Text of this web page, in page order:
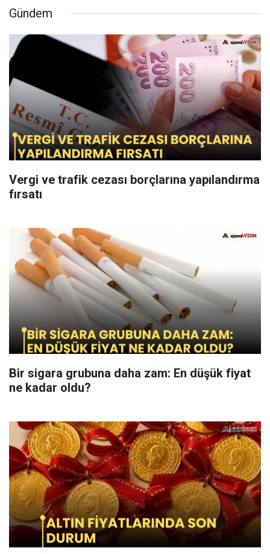
Gündem
Vergi ve trafik cezası borçlarına yapılandırma
fırsatı
Bir sigara grubuna daha zam: En düşük fiyat
ne kadar oldu?